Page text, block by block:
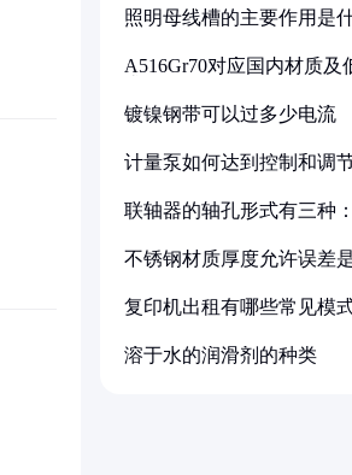
照明母线槽的主要作用是
A516Gr70对应国内材质及
镀镍钢带可以过多少电流
计量泵如何达到控制和调
联轴器的轴孔形式有三种
不锈钢材质厚度允许误差
复印机出租有哪些常见模
溶于水的润滑剂的种类